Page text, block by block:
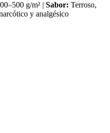
g/m² | Sabor: Terroso,
y analgésico